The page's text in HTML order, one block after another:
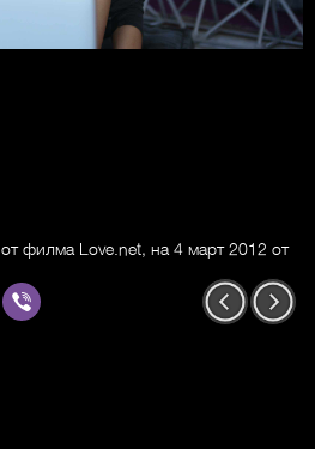
филма Love.net, на 4 март 2012 от